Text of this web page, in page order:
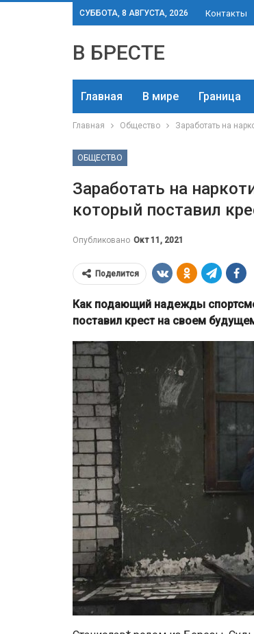
СУББОТА, 8 АВГУСТА, 2026 Контакты
В БРЕСТЕ
Главная В мире Граница
Главная Общество Заработать на
ОБЩЕСТВО
Заработать на
который поставил
Опубликовано Окт 11, 2021
Поделится
Как подающий надежды
поставил крест на своем